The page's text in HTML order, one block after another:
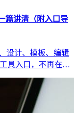
篇讲清（附入口导
设计、模板、编辑
具入口，不再在搜